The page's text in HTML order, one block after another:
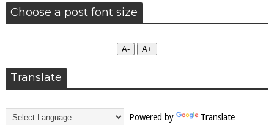
Choose a post font size
А- А+
Translate
Powered by Translate